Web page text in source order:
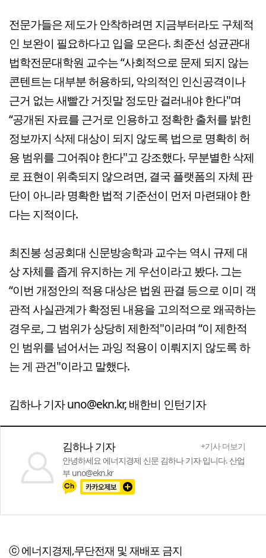
전문가들은 제도가 안착하려면 지금부터라도 구체적
인 보완이 필요하다고 입을 모은다. 최준선 성균관대
법학전문대학원 교수는 “사회적으로 문제 되지 않는
콘텐트는 대부분 허용하되, 악의적인 인신공격이나
근거 없는 새빨간 거짓말 정도만 걸러내야 한다"며
“공개된 자료를 근거로 인용하고 정확한 출처를 밝힌
정보까지 삭제 대상이 되지 않도록 법으로 명확히 허
용 범위를 그어줘야 한다"고 강조했다. 무분별한 삭제
로 표현이 위축되지 않으려면, 결국 플랫폼의 자체 판
단이 아니라 명확한 법적 기준선이 먼저 마련돼야 한
다는 지적이다.
최진봉 성공회대 신문방송학과 교수는 역시 규제 대
상 자체를 좁게 유지하는 게 우선이라고 봤다. 그는
“이번 개정안의 적용 대상은 법원 판결 등으로 이미 객
관적 사실관계가 확정된 내용을 고의적으로 왜곡하는
경우로, 그 범위가 상당히 제한적"이라며 “이 제한적
인 범위를 넘어서는 과잉 적용이 이뤄지지 않도록 하
는 게 관건"이라고 말했다.
김하나 기자 uno@ekn.kr, 배한비 인턴기자
김하나 기자
+기사 더보기
안녕하세요 에너지경제 신문 김하나 기자 입니다. 산업
부 uno@ekn.kr
ⓒ 에너지경제,무단전재 및 재배포 금지